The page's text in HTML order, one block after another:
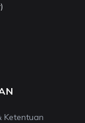
Ketentuan